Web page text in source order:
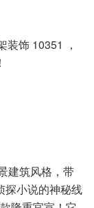
装饰 10351 ，
建筑风格，带
探小说的神秘线